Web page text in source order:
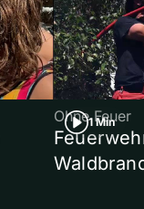
1 Min
Ohne Feuer